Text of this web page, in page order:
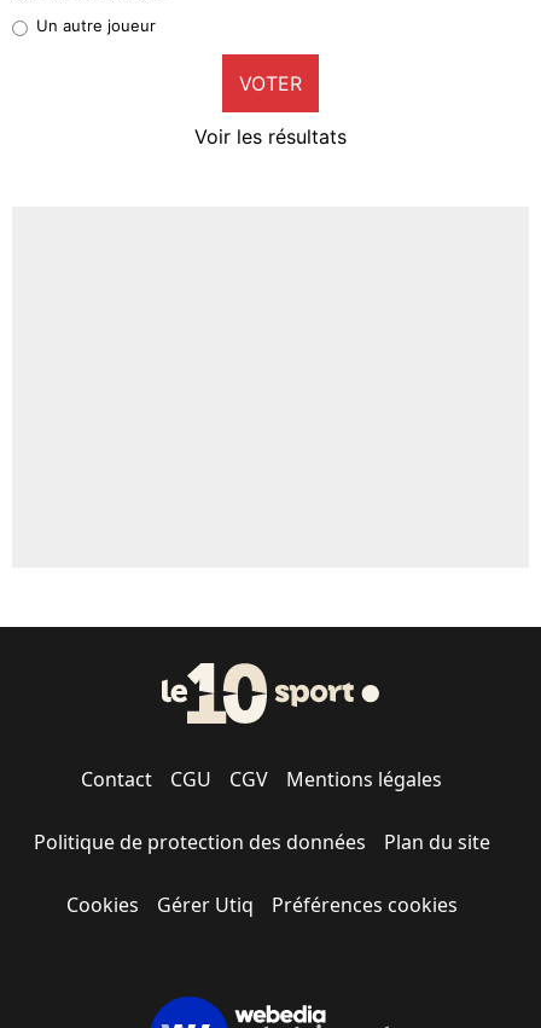
9%
Un autre joueur
VOTER
Voir les résultats
Contact CGU CGV Mentions légales
Politique de protection des données Plan du site
Cookies Gérer Utiq Préférences cookies